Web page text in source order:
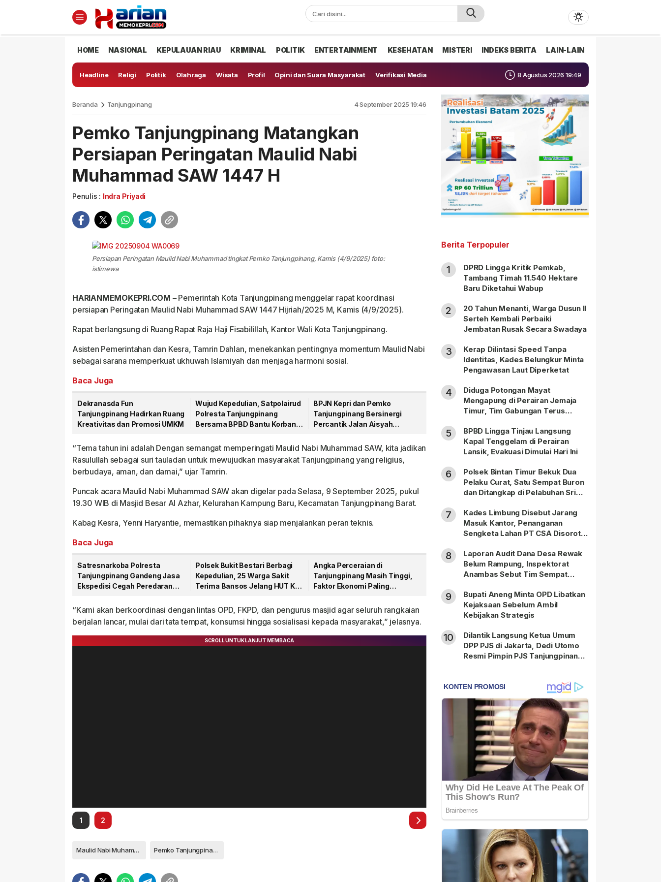
HOME NASIONAL KEPULAUAN RIAU KRIMINAL POLITIK ENTERTAINMENT KESEHATAN MISTERI INDEKS BERITA LAIN-LAIN
Headline Religi Politik Olahraga Wisata Profil Opini dan Suara Masyarakat Verifikasi Media 8 Agustus 2026 19:49
Beranda Tanjungpinang 4 September 2025 19:46
Pemko Tanjungpinang Matangkan
Persiapan Peringatan Maulid Nabi
Muhammad SAW 1447 H
Penulis : Indra Priyadi
Persiapan Peringatan Maulid Nabi Muhammad tingkat Pemko Tanjungpinang, Kamis (4/9/2025) foto:
istimewa
HARIANMEMOKEPRI.COM –Pemerintah Kota Tanjungpinang menggelar rapat koordinasi
persiapan Peringatan Maulid Nabi Muhammad SAW 1447 Hijriah/2025 M, Kamis (4/9/2025).
Rapat berlangsung di Ruang Rapat Raja Haji Fisabilillah, Kantor Wali Kota Tanjungpinang.
Asisten Pemerintahan dan Kesra, Tamrin Dahlan, menekankan pentingnya momentum Maulid Nabi
sebagai sarana memperkuat ukhuwah Islamiyah dan menjaga harmoni sosial.
Baca Juga
Dekranasda Fun
Tanjungpinang Hadirkan Ruang
Kreativitas dan Promosi UMKM
Wujud Kepedulian, Satpolairud
Polresta Tanjungpinang
Bersama BPBD Bantu Korban
BPJN Kepri dan Pemko
Tanjungpinang Bersinergi
Percantik Jalan Aisyah
“Tema tahun ini adalah Dengan semangat memperingati Maulid Nabi Muhammad SAW, kita jadikan
Rasulullah sebagai suri tauladan untuk mewujudkan masyarakat Tanjungpinang yang religius,
berbudaya, aman, dan damai,” ujar Tamrin.
Puncak acara Maulid Nabi Muhammad SAW akan digelar pada Selasa, 9 September 2025, pukul
19.30 WIB di Masjid Besar Al Azhar, Kelurahan Kampung Baru, Kecamatan Tanjungpinang Barat.
Kabag Kesra, Yenni Haryantie, memastikan pihaknya siap menjalankan peran teknis.
Baca Juga
Satresnarkoba Polresta
Tanjungpinang Gandeng Jasa
Ekspedisi Cegah Peredaran
Polsek Bukit Bestari Berbagi
Kepedulian, 25 Warga Sakit
Terima Bansos Jelang HUT Ke-
Angka Perceraian di
Tanjungpinang Masih Tinggi,
Faktor Ekonomi Paling
“Kami akan berkoordinasi dengan lintas OPD, FKPD, dan pengurus masjid agar seluruh rangkaian
berjalan lancar, mulai dari tata tempat, konsumsi hingga sosialisasi kepada masyarakat,” jelasnya.
1 2
Maulid Nabi Muhamad SAW Pemko Tanjungpinang
Berita Terpopuler
1
DPRD Lingga Kritik Pemkab,
Tambang Timah 11.540 Hektare
Baru Diketahui Wabup
2
20 Tahun Menanti, Warga Dusun II
Serteh Kembali Perbaiki
Jembatan Rusak Secara Swadaya
3
Kerap Dilintasi Speed Tanpa
Identitas, Kades Belungkur Minta
Pengawasan Laut Diperketat
4
Diduga Potongan Mayat
Mengapung di Perairan Jemaja
Timur, Tim Gabungan Terus
5
BPBD Lingga Tinjau Langsung
Kapal Tenggelam di Perairan
Lansik, Evakuasi Dimulai Hari Ini
6
Polsek Bintan Timur Bekuk Dua
Pelaku Curat, Satu Sempat Buron
dan Ditangkap di Pelabuhan Sri
7
Kades Limbung Disebut Jarang
Masuk Kantor, Penanganan
Sengketa Lahan PT CSA Disorot
8
Laporan Audit Dana Desa Rewak
Belum Rampung, Inspektorat
Anambas Sebut Tim Sempat
9
Bupati Aneng Minta OPD Libatkan
Kejaksaan Sebelum Ambil
Kebijakan Strategis
10
Dilantik Langsung Ketua Umum
DPP PJS di Jakarta, Dedi Utomo
Resmi Pimpin PJS Tanjungpinang-